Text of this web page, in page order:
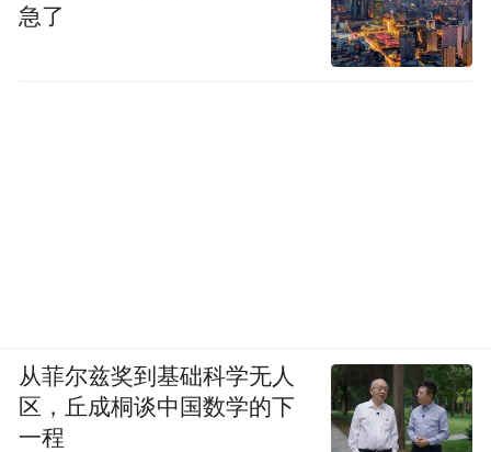
急了
从菲尔兹奖到基础科学无人
区，丘成桐谈中国数学的下
一程